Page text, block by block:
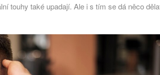
touhy také upadají. Ale i s tím se dá něco